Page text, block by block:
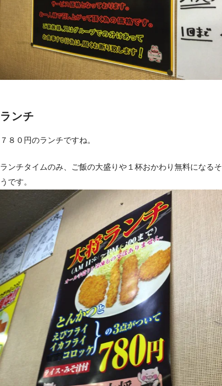
ランチ
７８０円のランチですね。
ランチタイムのみ、ご飯の大盛りや１杯おかわり無料になるそ
うです。